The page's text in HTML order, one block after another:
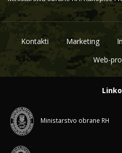
Kontakti Marketing
Web-
Ministarstvo obrane RH